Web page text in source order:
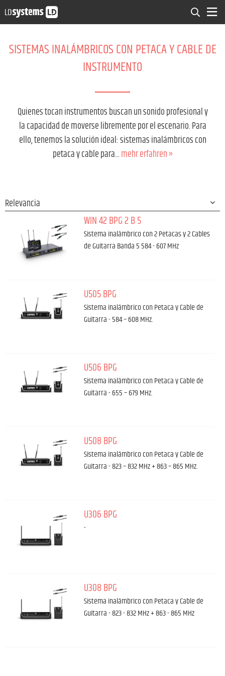
SISTEMAS INALÁMBRICOS CON PETACA Y CABLE DE
INSTRUMENTO
Quienes tocan instrumentos buscan un sonido profesional y
la capacidad de moverse libremente por el escenario. Para
ello, tenemos la solución ideal: sistemas inalámbricos con
petaca y cable para...mehr erfahren »
WIN 42 BPG 2 B 5
Sistema inalámbrico con 2 Petacas y 2 Cables
de Guitarra Banda 5 584 - 607 MHz
U505 BPG
Sistema inalámbrico con Petaca y Cable de
Guitarra - 584 – 608 MHz.
U506 BPG
Sistema inalámbrico con Petaca y Cable de
Guitarra - 655 – 679 MHz.
U508 BPG
Sistema inalámbrico con Petaca y Cable de
Guitarra - 823 – 832 MHz + 863 – 865 MHz.
U306 BPG
-
U308 BPG
Sistema inalámbrico con Petaca y Cable de
Guitarra - 823 - 832 MHz + 863 - 865 MHz